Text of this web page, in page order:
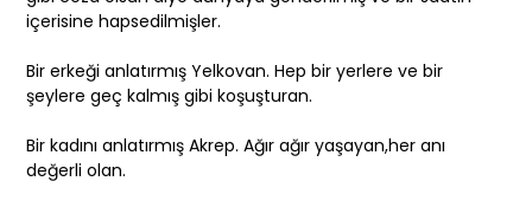
içerisine hapsedilmişler.
Bir erkeği anlatırmış Yelkovan. Hep bir yerlere ve bir
şeylere geç kalmış gibi koşuşturan.
Bir kadını anlatırmış Akrep. Ağır ağır yaşayan,her anı
değerli olan.